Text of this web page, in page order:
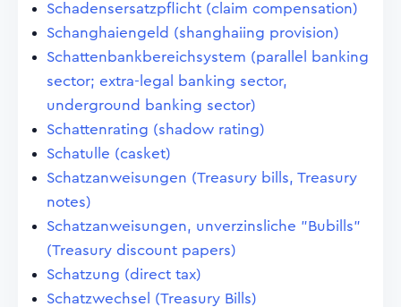
Schadensersatzpflicht (claim compensation)
Schanghaiengeld (shanghaiing provision)
Schattenbankbereichsystem (parallel banking
sector; extra-legal banking sector,
underground banking sector)
Schattenrating (shadow rating)
Schatulle (casket)
Schatzanweisungen (Treasury bills, Treasury
notes)
Schatzanweisungen, unverzinsliche "Bubills"
(Treasury discount papers)
Schatzung (direct tax)
Schatzwechsel (Treasury Bills)